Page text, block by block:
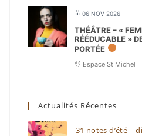
06 NOV 2026
THÉÂTRE – «
RÉÉDUCABLE »
PORTÉE
Espace St Michel
Actualités Récentes
31 notes d’été –